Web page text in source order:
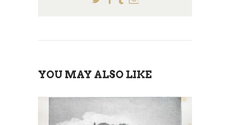
YOU MAY ALSO LIKE